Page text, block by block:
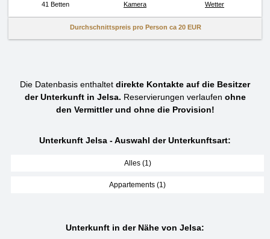
41 Betten Kamera Wetter
Durchschnittspreis pro Person ca 20 EUR
Die Datenbasis enthaltet direkte Kontakte auf die Besitzer
der Unterkunft in Jelsa. Reservierungen verlaufen ohne
den Vermittler und ohne die Provision!
Unterkunft Jelsa - Auswahl der Unterkunftsart:
Alles (1)
Appartements (1)
Unterkunft in der Nähe von Jelsa: